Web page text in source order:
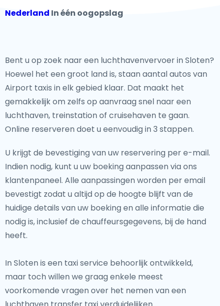
Nederland In één oogopslag
Bent u op zoek naar een luchthavenvervoer in Sloten?
Hoewel het een groot land is, staan aantal autos van
Airport taxis in elk gebied klaar. Dat maakt het
gemakkelijk om zelfs op aanvraag snel naar een
luchthaven, treinstation of cruisehaven te gaan.
Online reserveren doet u eenvoudig in 3 stappen.
U krijgt de bevestiging van uw reservering per e-mail.
Indien nodig, kunt u uw boeking aanpassen via ons
klantenpaneel. Alle aanpassingen worden per email
bevestigt zodat u altijd op de hoogte blijft van de
huidige details van uw boeking en alle informatie die
nodig is, inclusief de chauffeursgegevens, bij de hand
heeft.
In Sloten is een taxi service behoorlijk ontwikkeld,
maar toch willen we graag enkele meest
voorkomende vragen over het nemen van een